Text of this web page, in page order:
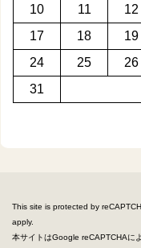
10
11 12
17
18 19
24
25 26
31
This site is protected by
apply.
本サイトはGoogle reCAPTCHAに